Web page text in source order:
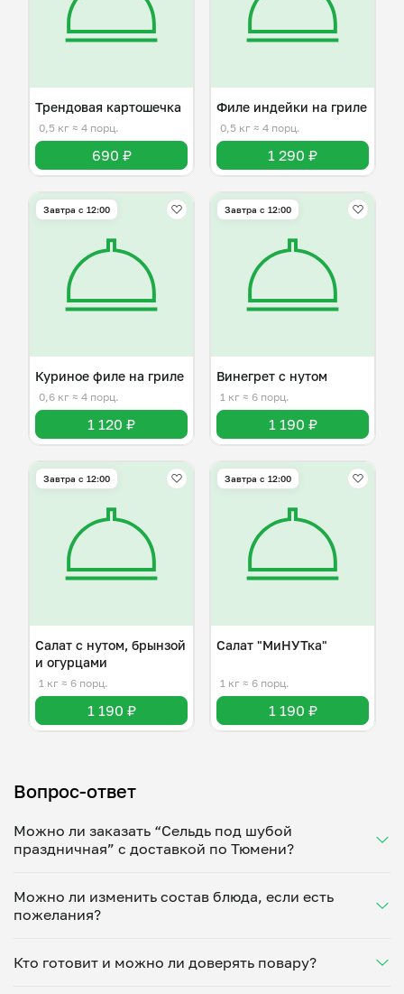
Трендовая картошечка
0,5 кг ≈ 4 порц.
690 ₽
Филе индейки на гриле
0,5 кг ≈ 4 порц.
1 290 ₽
Завтра c 12:00
Куриное филе на гриле
0,6 кг ≈ 4 порц.
1 120 ₽
Завтра c 12:00
Винегрет с нутом
1 кг ≈ 6 порц.
1 190 ₽
Завтра c 12:00
Салат с нутом, брынзой
и огурцами
1 кг ≈ 6 порц.
1 190 ₽
Завтра c 12:00
Салат "МиНУТка"
1 кг ≈ 6 порц.
1 190 ₽
Вопрос-ответ
Можно ли заказать “Сельдь под шубой
праздничная” с доставкой по Тюмени?
Укажите удобное время — и получите свежее
домашнее блюдо в большой порции прямо с плиты.
минут. Статус заказа отслеживайте в личном
кабинете, а с поваром можно связаться напрямую в
Можно ли изменить состав блюда, если есть
пожелания?
ваши предпочтения: уберет специи, снизит
Кто готовит и можно ли доверять повару?